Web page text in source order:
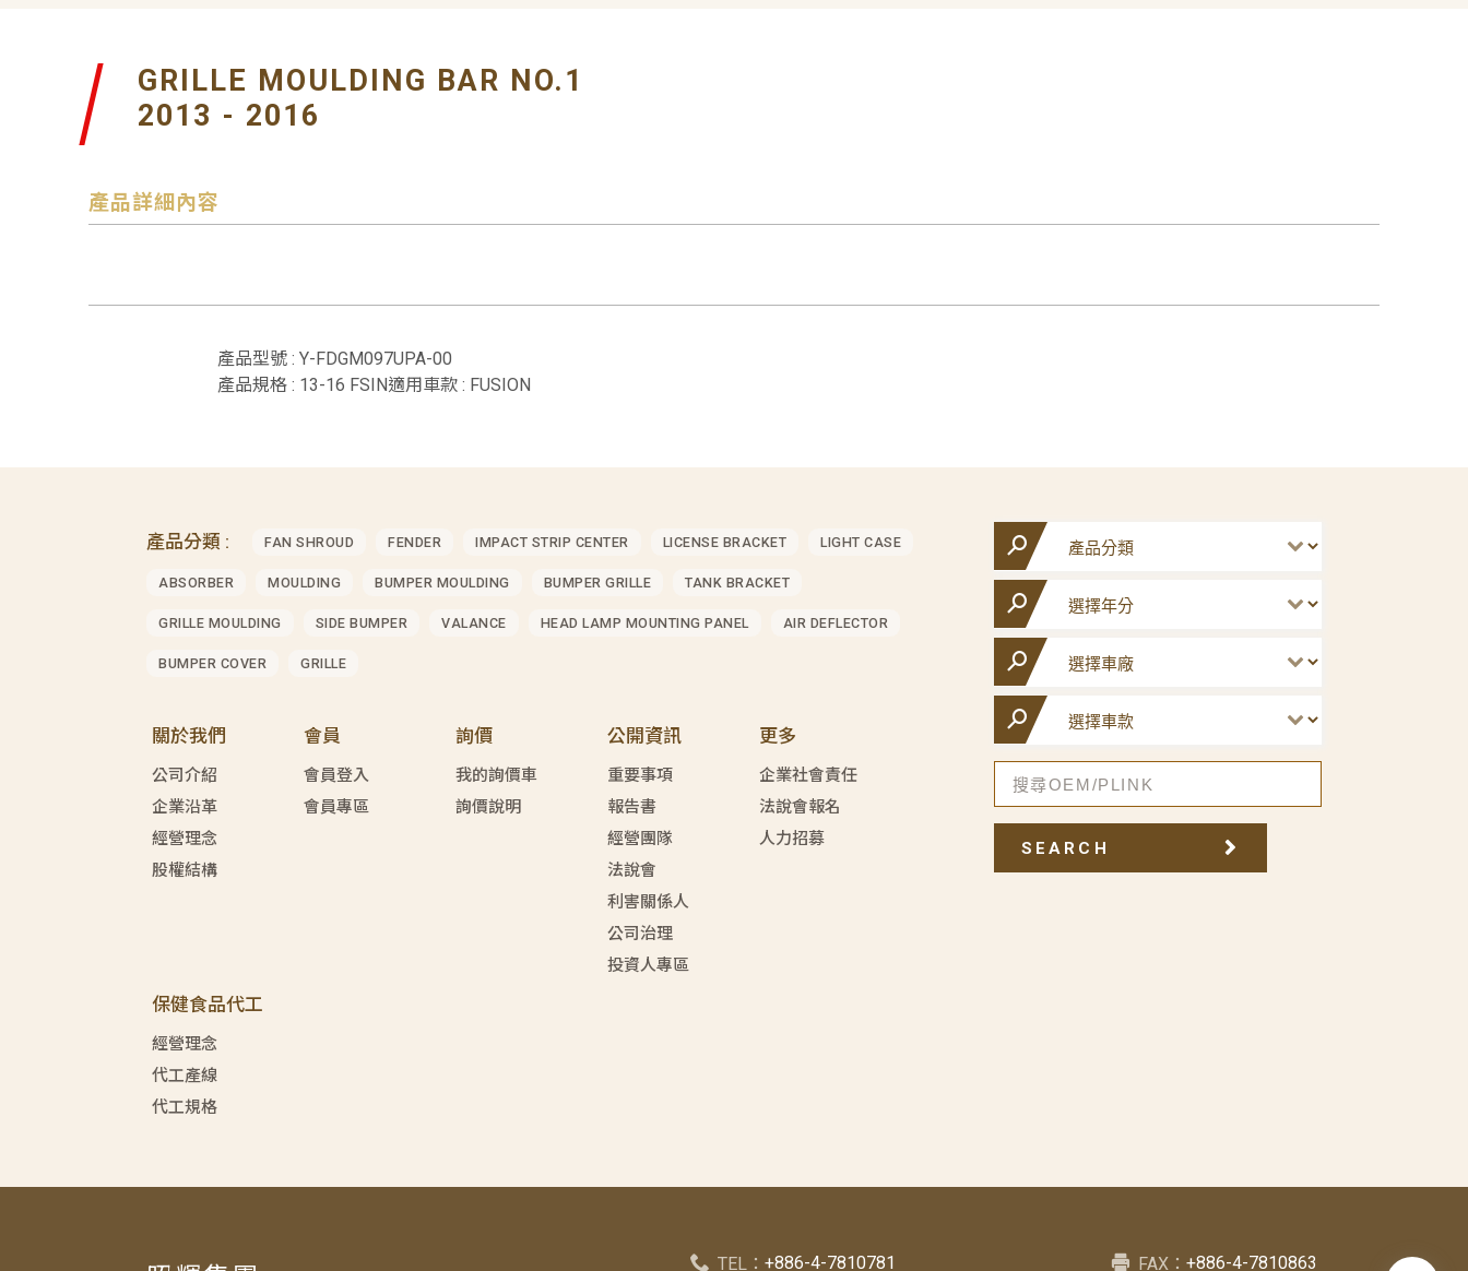
GRILLE MOULDING BAR NO.1
2013 - 2016
產品詳細內容
產品型號 : Y-FDGM097UPA-00
產品規格 : 13-16 FSIN適用車款 : FUSION
產品分類 : FAN SHROUD FENDER IMPACT STRIP CENTER LICENSE BRACKET LIGHT CASE
ABSORBER MOULDING BUMPER MOULDING BUMPER GRILLE TANK BRACKET
GRILLE MOULDING SIDE BUMPER VALANCE HEAD LAMP MOUNTING PANEL AIR DEFLECTOR
BUMPER COVER GRILLE
關於我們
公司介紹
企業沿革
經營理念
股權結構
會員
會員登入
會員專區
詢價
我的詢價車
詢價說明
公開資訊
重要事項
報告書
經營團隊
法說會
利害關係人
公司治理
投資人專區
更多
企業社會責任
法說會報名
人力招募
保健食品代工
經營理念
代工產線
代工規格
SEARCH
TEL： +886-4-7810781 FAX：+886-4-7810863